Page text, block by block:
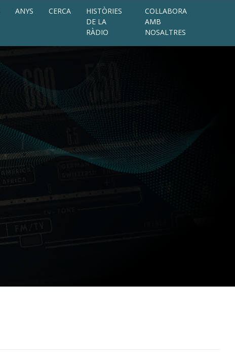
ANYS CERCA
HISTÒRIES
DE LA
RÀDIO
COL·LABORA
AMB
NOSALTRES